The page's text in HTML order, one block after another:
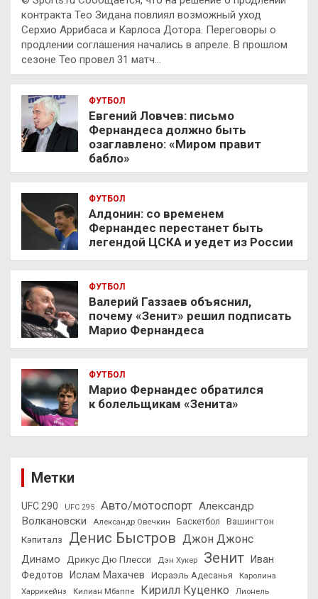
контракта Тео Зидана повлиял возможный уход
Серхио Аррибаса и Карлоса Дотора. Переговоры о
продлении соглашения начались в апреле. В прошлом
сезоне Тео провел 31 матч…
ФУТБОЛ
Евгений Ловчев: письмо
Фернандеса должно быть
озаглавлено: «Миром правит
бабло»
ФУТБОЛ
Алдонин: со временем
Фернандес перестанет быть
легендой ЦСКА и уедет из России
ФУТБОЛ
Валерий Газзаев объяснил,
почему «Зенит» решил подписать
Марио Фернандеса
ФУТБОЛ
Марио Фернандес обратился
к болельщикам «Зенита»
Метки
UFC 290 UFC 295 Авто/мотоспорт Александр
Волкановски
Александр Овечкин Баскетбол
Вашингтон
Кэпиталз
Денис Быстров Джон Джонс
Динамо Дрикус Дю Плесси Дэн Хукер Зенит
Иван
Федотов
Ислам Махачев Исраэль Адесанья
Каролина
Харрикейнз
Килиан Мбаппе Кирилл Куценко
Лионель